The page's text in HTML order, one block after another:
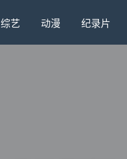
综艺 动漫 纪录片